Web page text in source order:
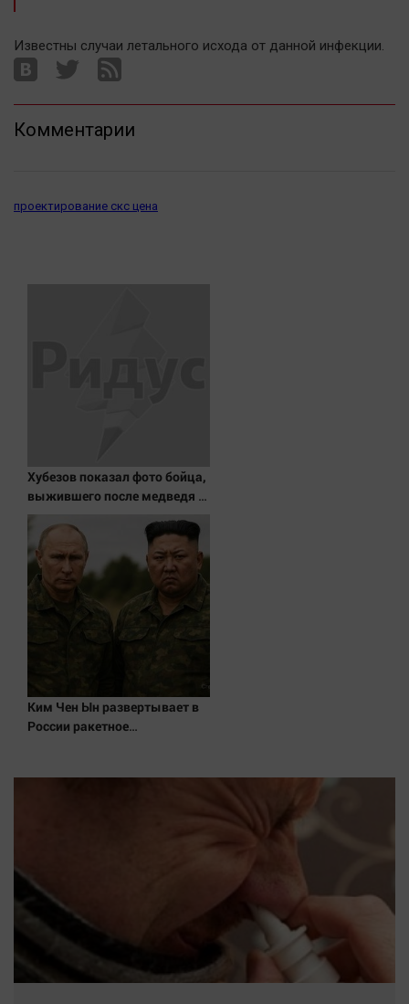
Интервью
Качество жизни
Конкурс
Обсуждаем
Известны случаи летального исхода от данной инфекции.
Комментарии
проектирование скс цена
Хубезов показал фото бойца,
выжившего после медведя и
молнии
Ким Чен Ын развертывает в
России ракетное